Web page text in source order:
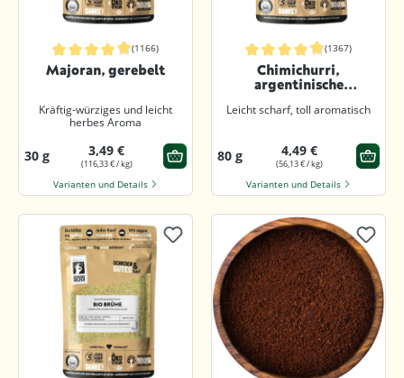
Durchschnittliche Bewertung von 4.9 von 5 Sternen
(1166)
Majoran, gerebelt
Kräftig-würziges und leicht
herbes Aroma
30 g 3,49 €
(116,33 € / kg)
Varianten und Details
Durchschnittliche Bewertung von
(1367)
Chimichurri,
argentinische
geschrotet
Leicht scharf, toll aromatisch
80 g 4,49 €
(56,13 € / kg)
Varianten und Details